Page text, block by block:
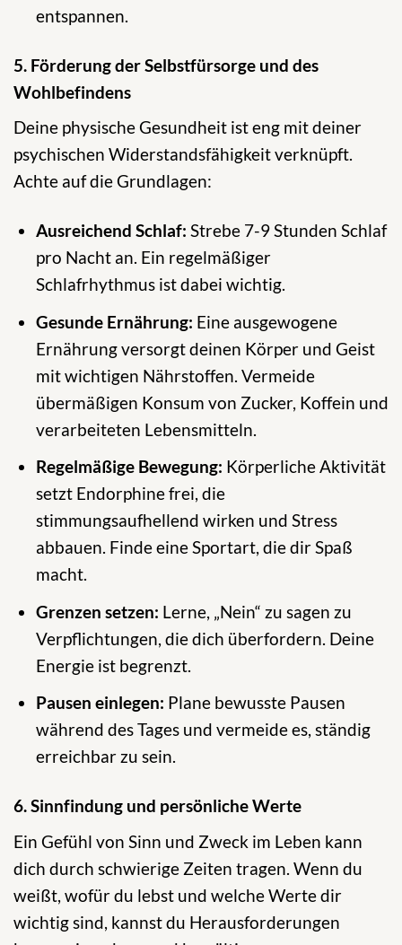
entspannen.
5. Förderung der Selbstfürsorge und des
Wohlbefindens
Deine physische Gesundheit ist eng mit deiner
psychischen Widerstandsfähigkeit verknüpft.
Achte auf die Grundlagen:
Ausreichend Schlaf: Strebe 7-9 Stunden Schlaf
pro Nacht an. Ein regelmäßiger
Schlafrhythmus ist dabei wichtig.
Gesunde Ernährung: Eine ausgewogene
Ernährung versorgt deinen Körper und Geist
mit wichtigen Nährstoffen. Vermeide
übermäßigen Konsum von Zucker, Koffein und
verarbeiteten Lebensmitteln.
Regelmäßige Bewegung: Körperliche Aktivität
setzt Endorphine frei, die
stimmungsaufhellend wirken und Stress
abbauen. Finde eine Sportart, die dir Spaß
macht.
Grenzen setzen: Lerne, „Nein“ zu sagen zu
Verpflichtungen, die dich überfordern. Deine
Energie ist begrenzt.
Pausen einlegen: Plane bewusste Pausen
während des Tages und vermeide es, ständig
erreichbar zu sein.
6. Sinnfindung und persönliche Werte
Ein Gefühl von Sinn und Zweck im Leben kann
dich durch schwierige Zeiten tragen. Wenn du
weißt, wofür du lebst und welche Werte dir
wichtig sind, kannst du Herausforderungen